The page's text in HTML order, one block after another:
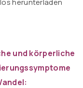
herunterladen
und körperliche